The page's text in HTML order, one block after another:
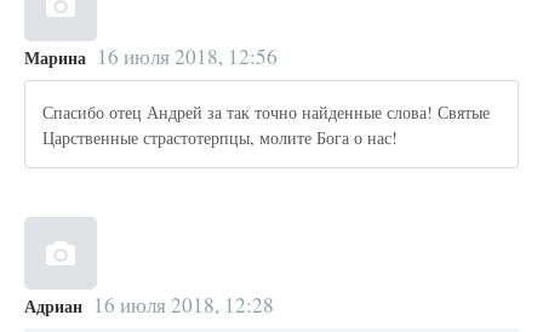
Марина 16 июля 2018, 12:56
Спасибо отец Андрей за так точно найденные слова! Святые
Царственные страстотерпцы, молите Бога о нас!
Адриан 16 июля 2018, 12:28